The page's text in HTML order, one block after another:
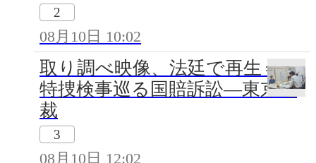
2
08月10日 10:02
取り調べ映像、法廷で再生＝元
特捜検事巡る国賠訴訟―東京地
裁
3
08月10日 12:02